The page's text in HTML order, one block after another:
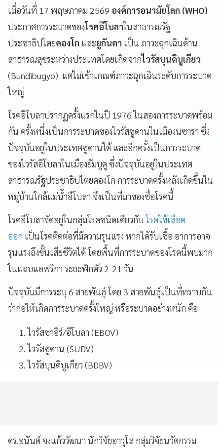
เมื่อวันที่ 17 พฤษภาคม 2569 องค์การอนามัยโลก (WHO)
ประกาศการระบาดของโรคอีโบลาในสาธารณรัฐ
ประชาธิปไตยคองโก และยูกันดา เป็น ภาวะฉุกเฉินด้าน
สาธารณสุขระหว่างประเทศโดยเกิดจากไวรัสบุนดิบูเกียว
(Bundibugyo) แต่ไม่เข้าเกณฑ์ภาวะฉุกเฉินระดับการระบาด
ใหญ่
โรคอีโบลาปรากฏครั้งแรกในปี 1976 ในสองการระบาดพร้อม
กัน ครั้งหนึ่งเป็นการระบาดของไวรัสซูดานในเมืองนซารา ซึ่ง
ปัจจุบันอยู่ในประเทศซูดานใต้ และอีกครั้งเป็นการระบาด
ของไวรัสอีโบลาในเมืองยัมบูคู ซึ่งปัจจุบันอยู่ในประเทศ
สาธารณรัฐประชาธิปไตยคองโก การระบาดครั้งหลังเกิดขึ้นใน
หมู่บ้านใกล้แม่น้ำอีโบลา จึงเป็นที่มาของชื่อโรคนี้
โรคอีโบลาจัดอยู่ในกลุ่มโรคชนิดเดียวกับโรคไข้เลือด
ออก เป็นโรคติดต่อที่มีความรุนแรง หากได้รับเชื้อ อาการอาจ
รุนแรงถึงขั้นเสียชีวิตได้ โดยพื้นที่การระบาดของโรคนี้พบมาก
ในแถบแอฟริกา ระยะฟักตัว 2-21 วัน
ปัจจุบันมีการระบุ 6 สายพันธุ์ โดย 3 สายพันธุ์เป็นที่ทราบกัน
ว่าก่อให้เกิดการระบาดครั้งใหญ่ หรือระบาดอย่างหนัก คือ
ไวรัสซาอีร์/อีโบลา (EBOV)
ไวรัสซูดาน (SUDV)
ไวรัสบุนดิบูเกียว (BDBV)
ดร.อนันต์ จงแก้ววัฒนา นักวิจัยอาวุโส กลุ่มวิจัยนวัตกรรม